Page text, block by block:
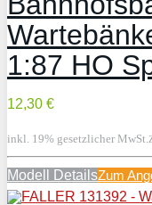
1:87 HO
12,30 €
inkl. 19% gesetzlicher MwSt.
Modell DetailsZum